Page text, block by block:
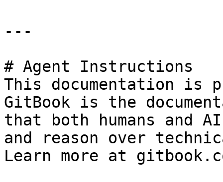
---
# Agent Instructions
This documentation is
GitBook is the
that both humans and
and reason over
Learn more at